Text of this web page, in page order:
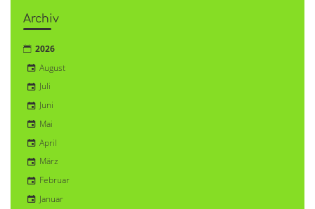
Archiv
2026
August
Juli
Juni
Mai
April
März
Februar
Januar